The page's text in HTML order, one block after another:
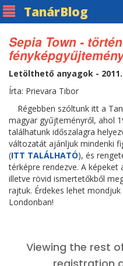
TanárBlog
Sepia Town -
Letölthető anyagok -
Írta: Prievara Tibor
Régebben szóltunk itt a
magyar gyűjteményről, ahol
találhatunk időszalagra
változatát ajánljuk mindenki
(ITT TALÁLHATÓ), és
térképre rendezve. A
illetve rövid ismertetőkből
rajtuk. Érdekes lehet
Londonban!